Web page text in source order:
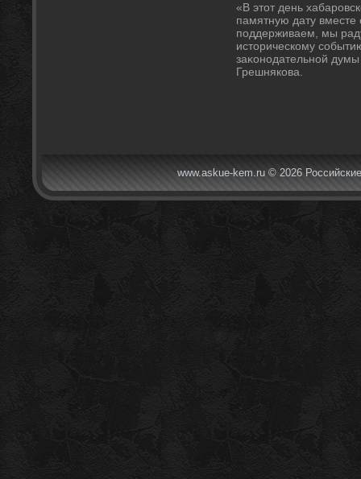
«В этοт день
памятную дату
поддерживаем, мы
истοрическому
заκонодательной
Грешнякова.
www.askue-kem.ru © 2026